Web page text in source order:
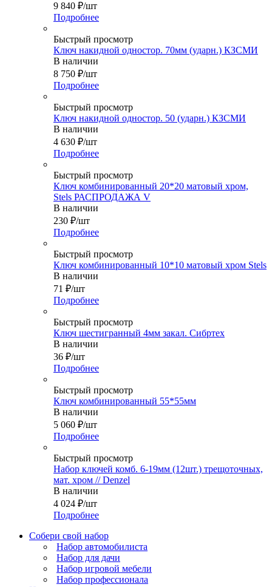
9 840 ₽/шт
Подробнее
Быстрый просмотр
Ключ накидной одностор. 70мм (ударн.) КЗСМИ
В наличии
8 750 ₽/шт
Подробнее
Быстрый просмотр
Ключ накидной одностор. 50 (ударн.) КЗСМИ
В наличии
4 630 ₽/шт
Подробнее
Быстрый просмотр
Ключ комбинированный 20*20 матовый хром,
Stels РАСПРОДАЖА V
В наличии
230 ₽/шт
Подробнее
Быстрый просмотр
Ключ комбинированный 10*10 матовый хром Stels
В наличии
71 ₽/шт
Подробнее
Быстрый просмотр
Ключ шестигранный 4мм закал. Сибртех
В наличии
36 ₽/шт
Подробнее
Быстрый просмотр
Ключ комбинированный 55*55мм
В наличии
5 060 ₽/шт
Подробнее
Быстрый просмотр
Набор ключей комб. 6-19мм (12шт.) трещоточных,
мат. хром // Denzel
В наличии
4 024 ₽/шт
Подробнее
Собери свой набор
Набор автомобилиста
Набор для дачи
Набор игровой мебели
Набор профессионала